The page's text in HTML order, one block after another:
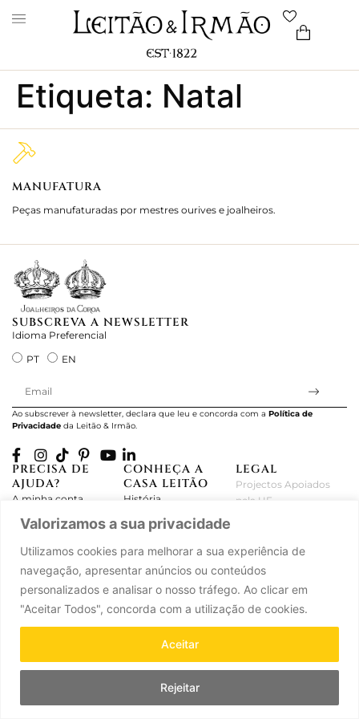
Valorizamos a sua privacidade
Utilizamos cookies para melhorar a sua experiência de
navegação, apresentar anúncios ou conteúdos
personalizados e analisar o nosso tráfego. Ao clicar em
"Aceitar Todos", concorda com a utilização de cookies.
Rejeitar
Aceitar
Etiqueta: Natal
MANUFATURA
Peças manufaturadas por mestres ourives e joalheiros.
SUBSCREVA A NEWSLETTER
Idioma Preferencial
PT
EN
Ao subscrever à newsletter, declara que leu e concorda com a Política de
Privacidade da Leitão & Irmão.
PRECISA DE
AJUDA?
A minha conta
Cuidado com as Peças
Perguntas Frequentes
Contacte-nos
Carreiras
CONHEÇA A
CASA LEITÃO
História
Atelier
Journal
LEGAL
Projectos Apoiados
pela UE
Livro de Reclamações
Leitão & Irmão, 2026. Todos os direitos reservados.